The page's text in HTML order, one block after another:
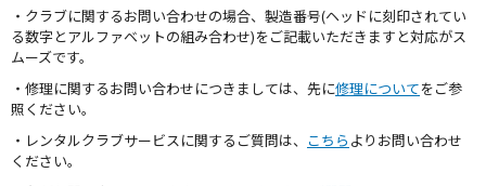
・クラブに関するお問い合わせの場合、製造番号(ヘッドに刻印されてい
る数字とアルファベットの組み合わせ)をご記載いただきますと対応がス
ムーズです。
・修理に関するお問い合わせにつきましては、先に修理についてをご参
照ください。
・レンタルクラブサービスに関するご質問は、 こちら よりお問い合わせ
ください。